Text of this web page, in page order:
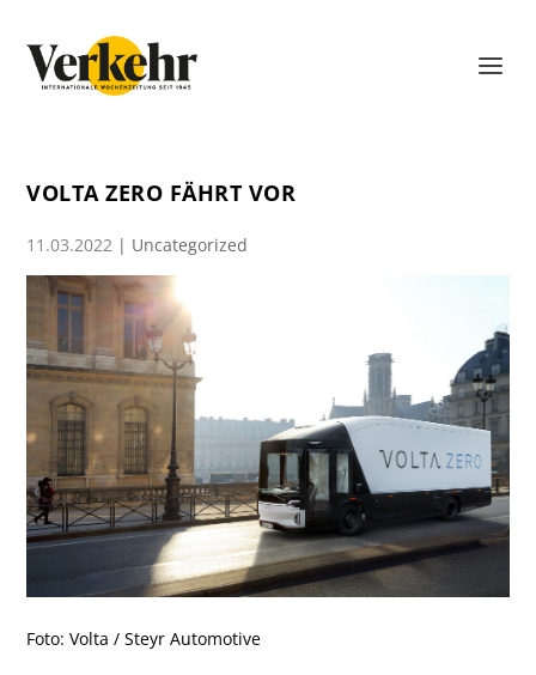
VOLTA ZERO FÄHRT VOR
11.03.2022 | Uncategorized
Foto: Volta / Steyr Automotive